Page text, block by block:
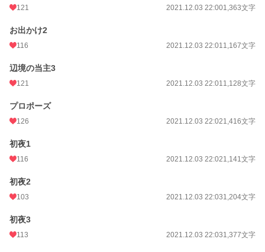
121 2021.12.03 22:001,363文字
お出かけ2
116 2021.12.03 22:011,167文字
辺境の当主3
121 2021.12.03 22:011,128文字
プロポーズ
126 2021.12.03 22:021,416文字
初夜1
116 2021.12.03 22:021,141文字
初夜2
103 2021.12.03 22:031,204文字
初夜3
113 2021.12.03 22:031,377文字